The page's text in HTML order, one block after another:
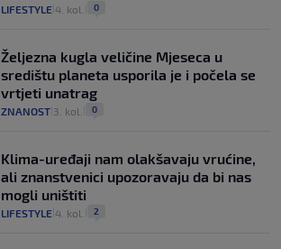
LIFESTYLE 4. kol. 0
Željezna kugla veličine Mjeseca u
središtu planeta usporila je i počela se
vrtjeti unatrag
ZNANOST 3. kol. 0
Klima-uređaji nam olakšavaju vrućine,
ali znanstvenici upozoravaju da bi nas
mogli uništiti
LIFESTYLE 4. kol. 2